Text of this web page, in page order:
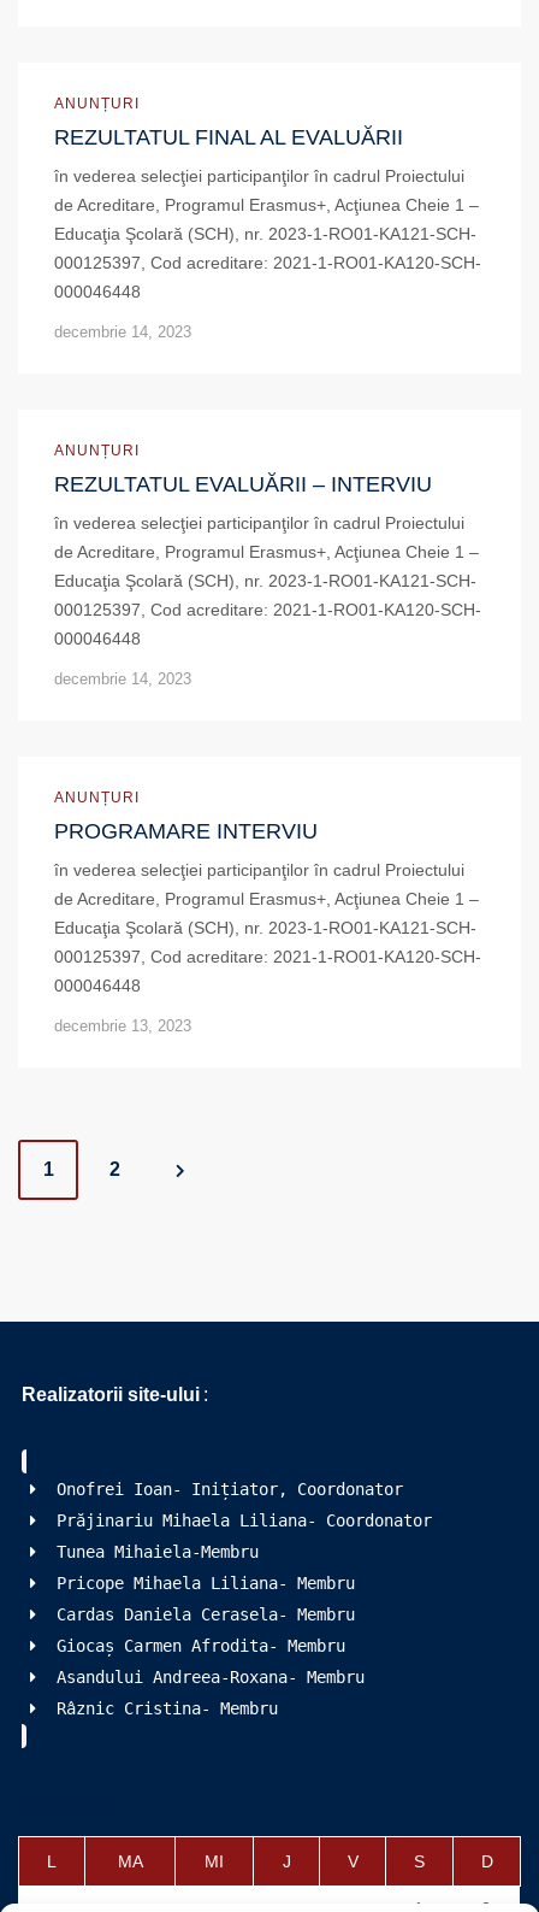
ANUNȚURI
REZULTATUL FINAL AL EVALUĂRII
în vederea selecţiei participanţilor în cadrul Proiectului
de Acreditare, Programul Erasmus+, Acţiunea Cheie 1 –
Educaţia Şcolară (SCH), nr. 2023-1-RO01-KA121-SCH-
000125397, Cod acreditare: 2021-1-RO01-KA120-SCH-
000046448
decembrie 14, 2023
ANUNȚURI
REZULTATUL EVALUĂRII – INTERVIU
în vederea selecţiei participanţilor în cadrul Proiectului
de Acreditare, Programul Erasmus+, Acţiunea Cheie 1 –
Educaţia Şcolară (SCH), nr. 2023-1-RO01-KA121-SCH-
000125397, Cod acreditare: 2021-1-RO01-KA120-SCH-
000046448
decembrie 14, 2023
ANUNȚURI
PROGRAMARE INTERVIU
în vederea selecţiei participanţilor în cadrul Proiectului
de Acreditare, Programul Erasmus+, Acţiunea Cheie 1 –
Educaţia Şcolară (SCH), nr. 2023-1-RO01-KA121-SCH-
000125397, Cod acreditare: 2021-1-RO01-KA120-SCH-
000046448
decembrie 13, 2023
Posts
1 2
Realizatorii site-ului :
Onofrei Ioan- Inițiator, Coordonator
Prăjinariu Mihaela Liliana- Coordonator
Tunea Mihaiela-Membru
Pricope Mihaela Liliana- Membru
Cardas Daniela Cerasela- Membru
Giocaș Carmen Afrodita- Membru
Asandului Andreea-Roxana- Membru
Râznic Cristina- Membru
L MA MI J V S D